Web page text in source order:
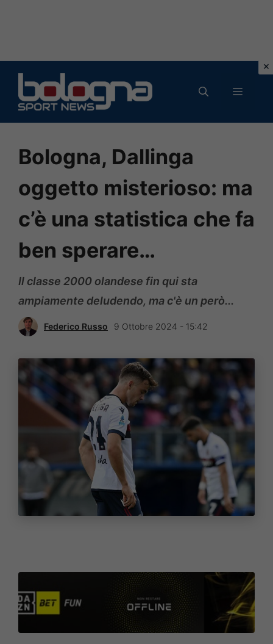
contenuto
MENU
Bologna, Dallinga
oggetto misterioso: ma
c’è una statistica che fa
ben sperare…
Il classe 2000 olandese fin qui sta
ampiamente deludendo, ma c'è un però...
Federico Russo 9 Ottobre 2024 - 15:42